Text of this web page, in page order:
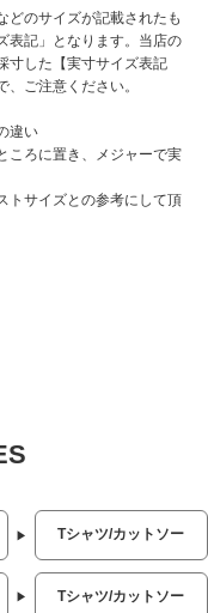
どのサイズが記載されたも
表記」となります。当店の
寸した【実寸サイズ表記
、ご注意ください。
違い
ころに置き、メジャーで実
トサイズとの参考にして頂
Tシャツ/カットソー
Tシャツ/カットソー